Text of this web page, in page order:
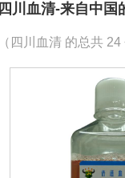
四川血清-来自中国
（四川血清 的总共 24